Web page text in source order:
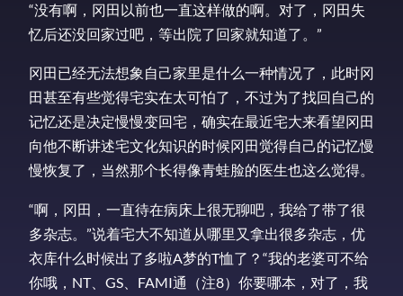
“没有啊，冈田以前也一直这样做的啊。对了，冈田失
忆后还没回家过吧，等出院了回家就知道了。”
冈田已经无法想象自己家里是什么一种情况了，此时冈
田甚至有些觉得宅实在太可怕了，不过为了找回自己的
记忆还是决定慢慢变回宅，确实在最近宅大来看望冈田
向他不断讲述宅文化知识的时候冈田觉得自己的记忆慢
慢恢复了，当然那个长得像青蛙脸的医生也这么觉得。
“啊，冈田，一直待在病床上很无聊吧，我给了带了很
多杂志。”说着宅大不知道从哪里又拿出很多杂志，优
衣库什么时候出了多啦A梦的T恤了？“我的老婆可不给
你哦，NT、GS、FAMI通（注8）你要哪本，对了，我